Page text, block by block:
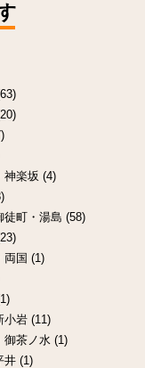
神楽坂 (4)
徒町・湯島 (58)
両国 (1)
小岩 (11)
御茶ノ水 (1)
井 (1)